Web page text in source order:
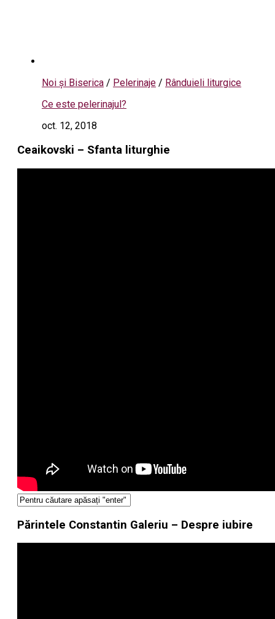
Noi și Biserica / Pelerinaje / Rânduieli liturgice
Ce este pelerinajul?
oct. 12, 2018
Ceaikovski – Sfanta liturghie
Părintele Constantin Galeriu – Despre iubire